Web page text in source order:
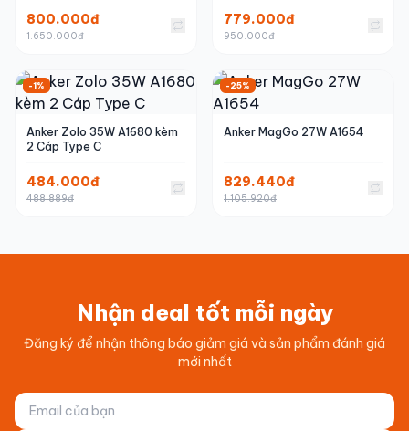
800.000đ
1.650.000đ
779.000đ
950.000đ
-1%
Anker Zolo 35W A1680 kèm
2 Cáp Type C
484.000đ
488.889đ
-25%
Anker MagGo 27W A1654
829.440đ
1.105.920đ
Nhận deal tốt mỗi ngày
Đăng ký để nhận thông báo giảm giá và sản phẩm đánh giá
mới nhất